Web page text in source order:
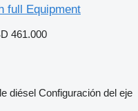
full Equipment
461.000
diésel Configuración del eje